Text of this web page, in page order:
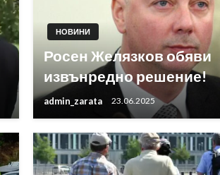
НОВИНИ
Росен Желязков обяви
извънредно решение!
admin_zarata 23.06.2025